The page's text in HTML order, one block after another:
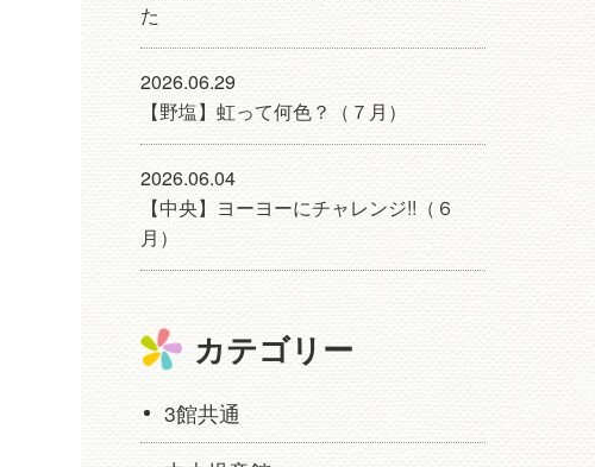
た
2026.06.29
【野塩】虹って何色？（７月）
2026.06.04
【中央】ヨーヨーにチャレンジ!!（６
月）
カテゴリー
3館共通